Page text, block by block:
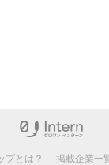
プとは？ 掲載企業一